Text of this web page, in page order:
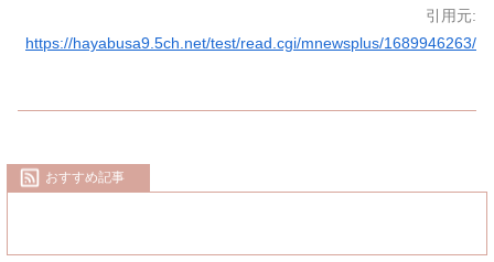
引用元:
https://hayabusa9.5ch.net/test/read.cgi/mnewsplus/1689946263/
おすすめ記事